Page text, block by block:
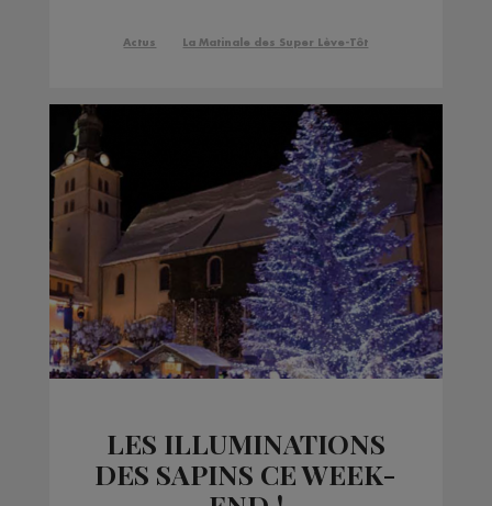
Actus La Matinale des Super Lève-Tôt
LES ILLUMINATIONS
DES SAPINS CE WEEK-